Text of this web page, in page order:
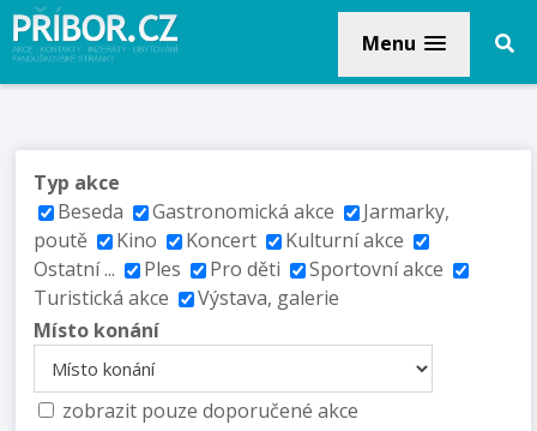
Menu
Typ akce
Beseda
Gastronomická akce
Jarmarky,
poutě
Kino Koncert
Kulturní akce
Ostatní ...
Ples Pro děti
Sportovní akce
Turistická akce
Výstava, galerie
Místo konání
zobrazit pouze doporučené akce